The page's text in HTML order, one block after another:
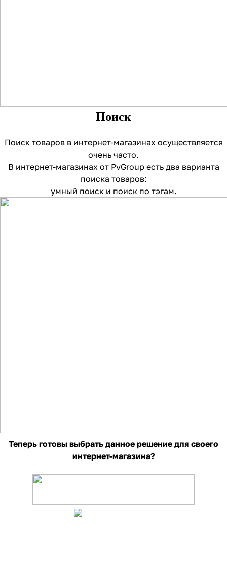
Поиск
Поиск товаров в интернет-магазинах осуществляется
очень часто.
В интернет-магазинах от PvGroup есть два варианта
поиска товаров:
умный поиск и поиск по тэгам.
Теперь готовы выбрать данное решение для своего
интернет-магазина?